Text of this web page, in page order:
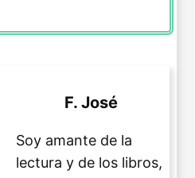
F. José
Soy amante de la
lectura y de los libros,